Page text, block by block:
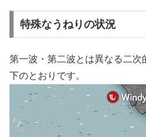
特殊なうねりの状況
第一波・第二波とは異なる二次
下のとおりです。